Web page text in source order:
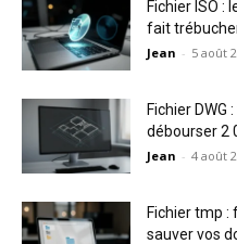
Fichier ISO :
fait
Jean - 5 août
Fichier
débourser 2
Jean - 4 août
Fichier tmp :
sauver vos